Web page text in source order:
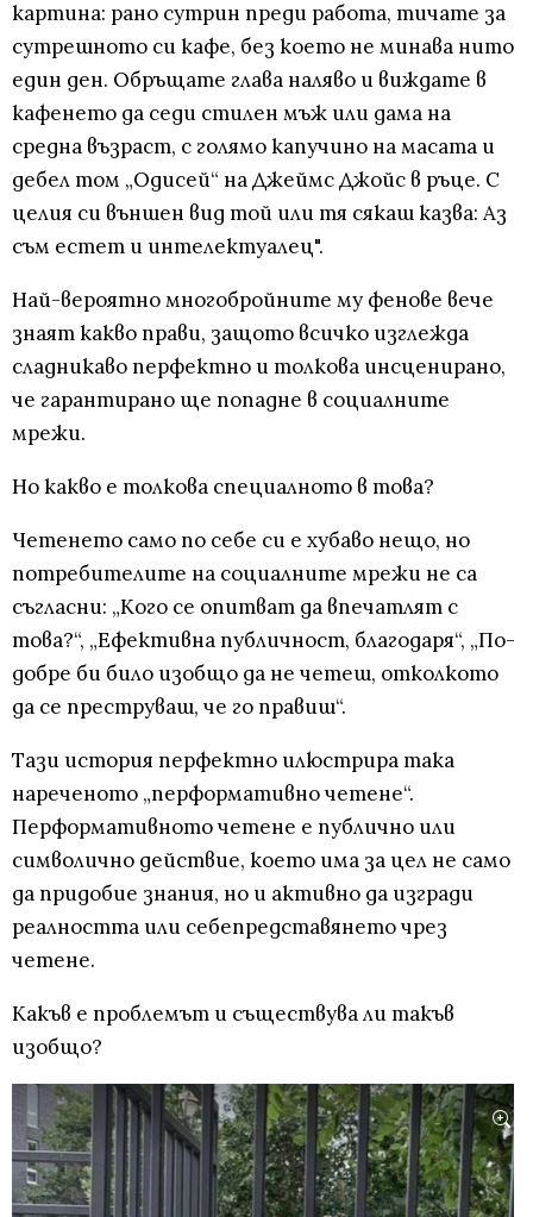
картина: рано сутрин преди работа, тичате за
сутрешното си кафе, без което не минава нито
един ден. Обръщате глава наляво и виждате в
кафенето да седи стилен мъж или дама на
средна възраст, с голямо капучино на масата и
дебел том „Одисей“ на Джеймс Джойс в ръце. С
целия си външен вид той или тя сякаш казва: Аз
съм естет и интелектуалец".
Най-вероятно многобройните му фенове вече
знаят какво прави, защото всичко изглежда
сладникаво перфектно и толкова инсценирано,
че гарантирано ще попадне в социалните
мрежи.
Но какво е толкова специалното в това?
Четенето само по себе си е хубаво нещо, но
потребителите на социалните мрежи не са
съгласни: „Кого се опитват да впечатлят с
това?“, „Ефективна публичност, благодаря“, „По-
добре би било изобщо да не четеш, отколкото
да се преструваш, че го правиш“.
Тази история перфектно илюстрира така
нареченото „перформативно четене“.
Перформативното четене е публично или
символично действие, което има за цел не само
да придобие знания, но и активно да изгради
реалността или себепредставянето чрез
четене.
Какъв е проблемът и съществува ли такъв
изобщо?